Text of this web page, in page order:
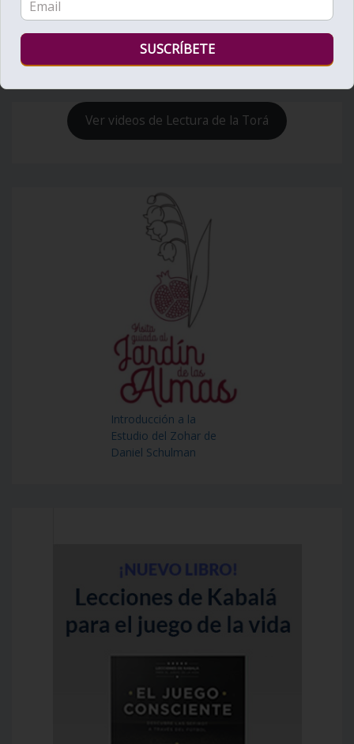
Bienvenido al Zohar
Ver videos de Lectura de la Torá
Introducción a la
Estudio del Zohar de
Daniel Schulman